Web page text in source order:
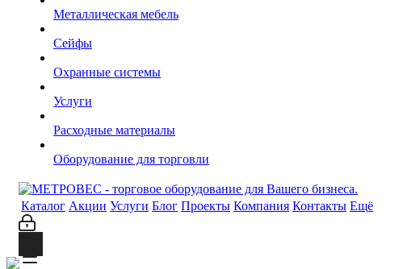
Металлическая мебель
Сейфы
Охранные системы
Услуги
Расходные материалы
Оборудование для торговли
Каталог Акции Услуги Блог Проекты Компания Контакты Ещё